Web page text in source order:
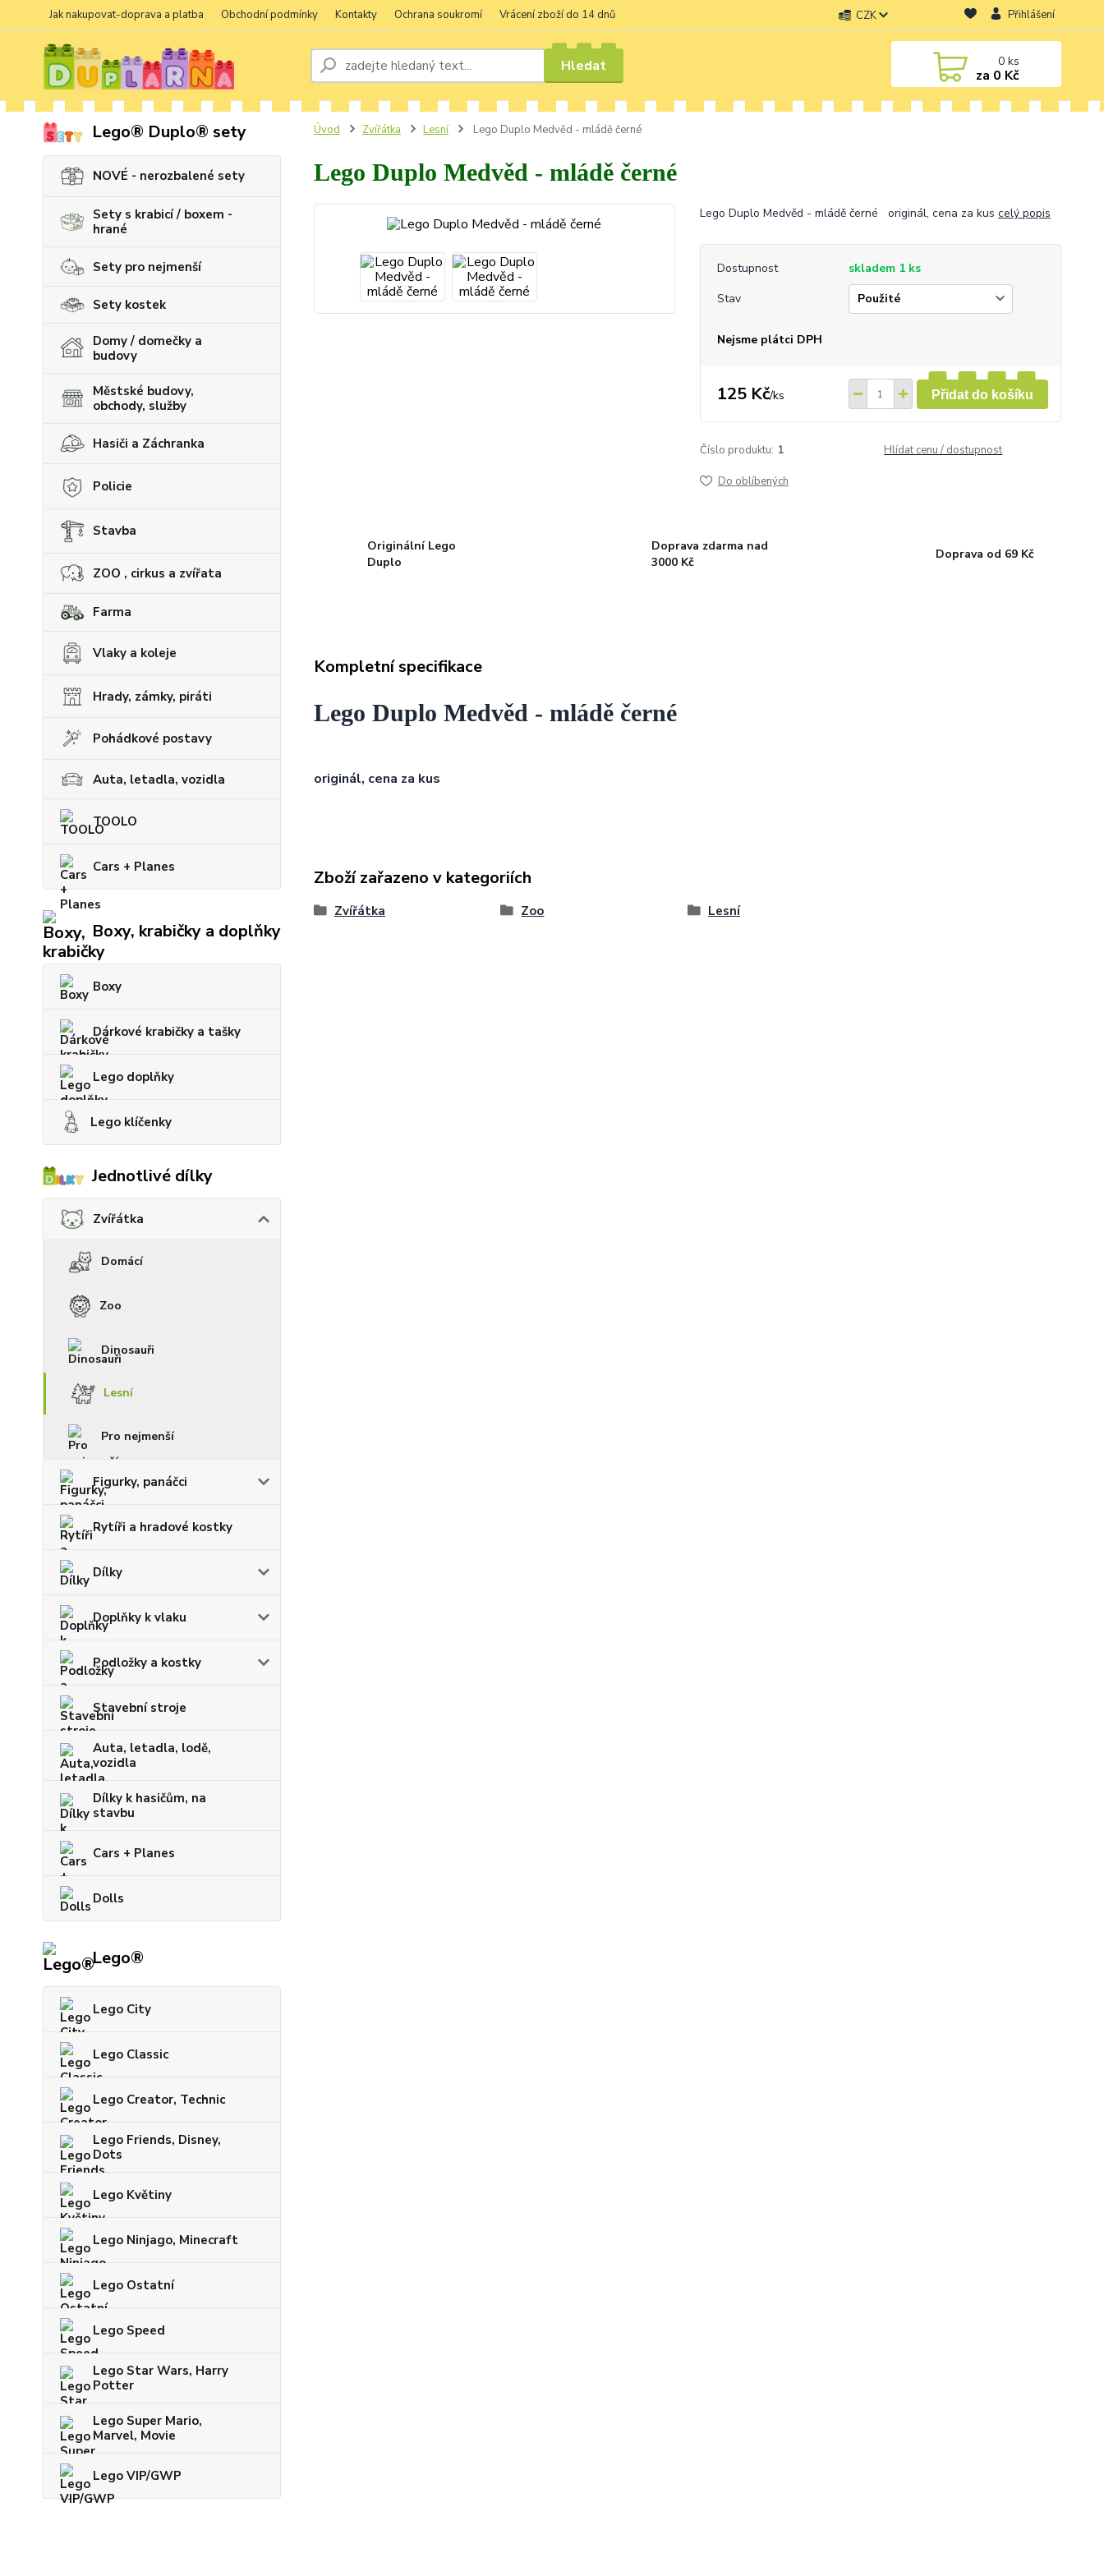
Jak nakupovat-doprava a platba Obchodní podmínky Kontakty Ochrana soukromí Vrácení zboží do 14 dnů CZK Přihlášení
Hledat 0ks
za 0 Kč
Lego® Duplo® sety
NOVÉ - nerozbalené sety
Sety s krabicí / boxem -
hrané
Sety pro nejmenší
Sety kostek
Domy / domečky a
budovy
Městské budovy,
obchody, služby
Hasiči a Záchranka
Policie
Stavba
ZOO , cirkus a zvířata
Farma
Vlaky a koleje
Hrady, zámky, piráti
Pohádkové postavy
Auta, letadla, vozidla
TOOLO
Cars + Planes
Boxy, krabičky a doplňky
Boxy
Dárkové krabičky a tašky
Lego doplňky
Lego klíčenky
Jednotlivé dílky
Zvířátka
Domácí
Zoo
Dinosauři
Lesní
Pro nejmenší
Figurky, panáčci
Rytíři a hradové kostky
Dílky
Doplňky k vlaku
Podložky a kostky
Stavební stroje
Auta, letadla, lodě,
vozidla
Dílky k hasičům, na
stavbu
Cars + Planes
Dolls
Lego®
Lego City
Lego Classic
Lego Creator, Technic
Lego Friends, Disney,
Dots
Lego Květiny
Lego Ninjago, Minecraft
Lego Ostatní
Lego Speed
Lego Star Wars, Harry
Potter
Lego Super Mario,
Marvel, Movie
Lego VIP/GWP
Úvod Zvířátka Lesní Lego Duplo Medvěd - mládě černé
Lego Duplo Medvěd - mládě černé
Lego Duplo Medvěd - mládě černé originál, cena za kus celý popis
Dostupnost
skladem 1 ks
Stav
Nejsme plátci DPH
125 Kč/ks Přidat do košíku
Číslo produktu: 1 Hlídat cenu / dostupnost
Do oblíbených
Originální Lego
Duplo
Doprava zdarma nad
3000 Kč
Doprava od 69 Kč
Kompletní specifikace
Lego Duplo Medvěd - mládě černé
originál, cena za kus
Zboží zařazeno v kategoriích
Zvířátka Zoo Lesní